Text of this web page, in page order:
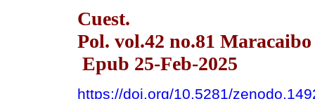
Cuest.
Pol. vol.42 no.81
Epub 25-Feb-2025
https://doi.org/10.5281/